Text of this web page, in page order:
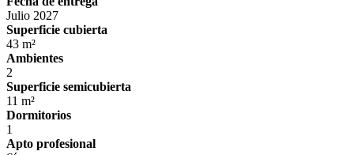
Julio 2027
Superficie cubierta
43 m²
Ambientes
2
Superficie semicubierta
11 m²
Dormitorios
1
Apto profesional